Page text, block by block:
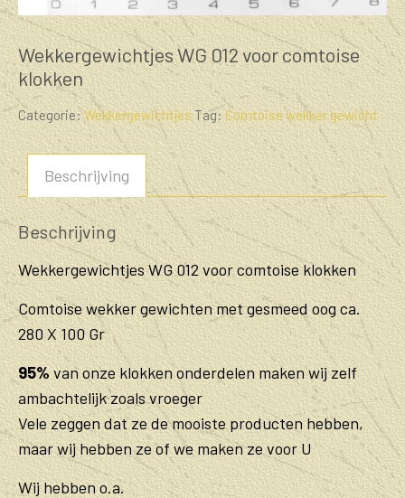
Wekkergewichtjes WG 012 voor comtoise
klokken
Categorie:WekkergewichtjesTag: Comtoise wekker gewicht
Beschrijving
Beschrijving
Wekkergewichtjes WG 012 voor comtoise klokken
Comtoise wekker gewichten met gesmeed oog ca.
280 X 100 Gr
95% van onze klokken onderdelen maken wij zelf
ambachtelijk zoals vroeger
Vele zeggen dat ze de mooiste producten hebben,
maar wij hebben ze of we maken ze voor U
Wij hebben o.a.